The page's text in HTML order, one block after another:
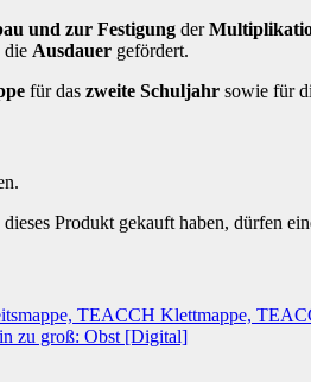
und zur Festigung der
die Ausdauer gefördert.
für das zweite Schuljahr sowie für
Produkt gekauft haben, dürfen